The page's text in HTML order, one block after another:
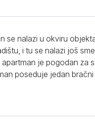
se nalazi u okviru
i tu se nalazi još
apartman je pogodan za
poseduje jedan
jednu osobu. U